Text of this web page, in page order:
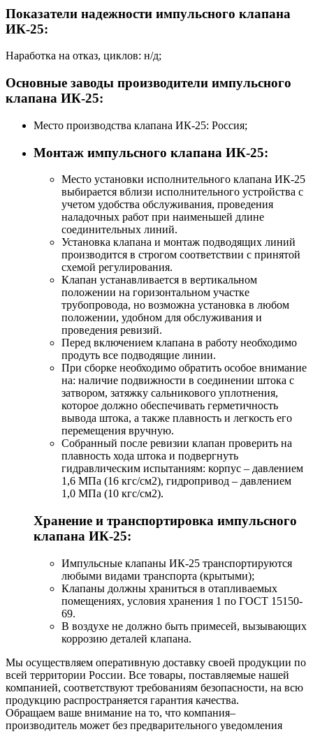
Показатели надежности импульсного клапана
ИК-25:
Наработка на отказ, циклов: н/д;
Основные заводы производители импульсного
клапана ИК-25:
Место производства клапана ИК-25: Россия;
Монтаж импульсного клапана ИК-25:
Место установки исполнительного клапана ИК-25
выбирается вблизи исполнительного устройства с
учетом удобства обслуживания, проведения
наладочных работ при наименьшей длине
соединительных линий.
Установка клапана и монтаж подводящих линий
производится в строгом соответствии с принятой
схемой регулирования.
Клапан устанавливается в вертикальном
положении на горизонтальном участке
трубопровода, но возможна установка в любом
положении, удобном для обслуживания и
проведения ревизий.
Перед включением клапана в работу необходимо
продуть все подводящие линии.
При сборке необходимо обратить особое внимание
на: наличие подвижности в соединении штока с
затвором, затяжку сальникового уплотнения,
которое должно обеспечивать герметичность
вывода штока, а также плавность и легкость его
перемещения вручную.
Собранный после ревизии клапан проверить на
плавность хода штока и подвергнуть
гидравлическим испытаниям: корпус – давлением
1,6 МПа (16 кгс/см2), гидропривод – давлением
1,0 МПа (10 кгс/см2).
Хранение и транспортировка импульсного
клапана ИК-25:
Импульсные клапаны ИК-25 транспортируются
любыми видами транспорта (крытыми);
Клапаны должны храниться в отапливаемых
помещениях, условия хранения 1 по ГОСТ 15150-
69.
В воздухе не должно быть примесей, вызывающих
коррозию деталей клапана.
Мы осуществляем оперативную доставку своей продукции по
всей территории России. Все товары, поставляемые нашей
компанией, соответствуют требованиям безопасности, на всю
продукцию распространяется гарантия качества.
Обращаем ваше внимание на то, что компания–
производитель может без предварительного уведомления